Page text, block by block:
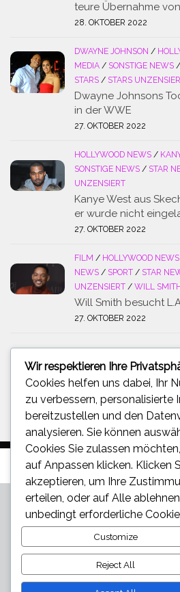
teure Übernahme
28. OKTOBER 2022
DWAYNE JOHNSON /
MEDIA / SONSTIGE NEWS /
STARS / STARS
Dwayne Johnsons
in der WWE
27. OKTOBER 2022
HOLLYWOOD NEWS /
SONSTIGE NEWS / STAR
UNZENSIERT
Kanye West aus
er wurde nicht
27. OKTOBER 2022
FILM / HOLLYWOOD NEWS
NEWS / SPORT / STAR
UNZENSIERT / WILL SMITH
Will Smith besucht
27. OKTOBER 2022
Suchen
nach:
Star und Promi News - Aktuelle
über den neuesten Klatsch und
Wir respektieren Ihre
Cookies helfen uns dabei, Ihr
zu verbessern, personalisierte
bereitzustellen und den
analysieren. Sie können
Cookies Sie zulassen
auf Anpassen klicken. Klicken
akzeptieren , um Ihre
erteilen, oder auf Alle ablehnen
unbedingt erforderliche
Customize
Reject All